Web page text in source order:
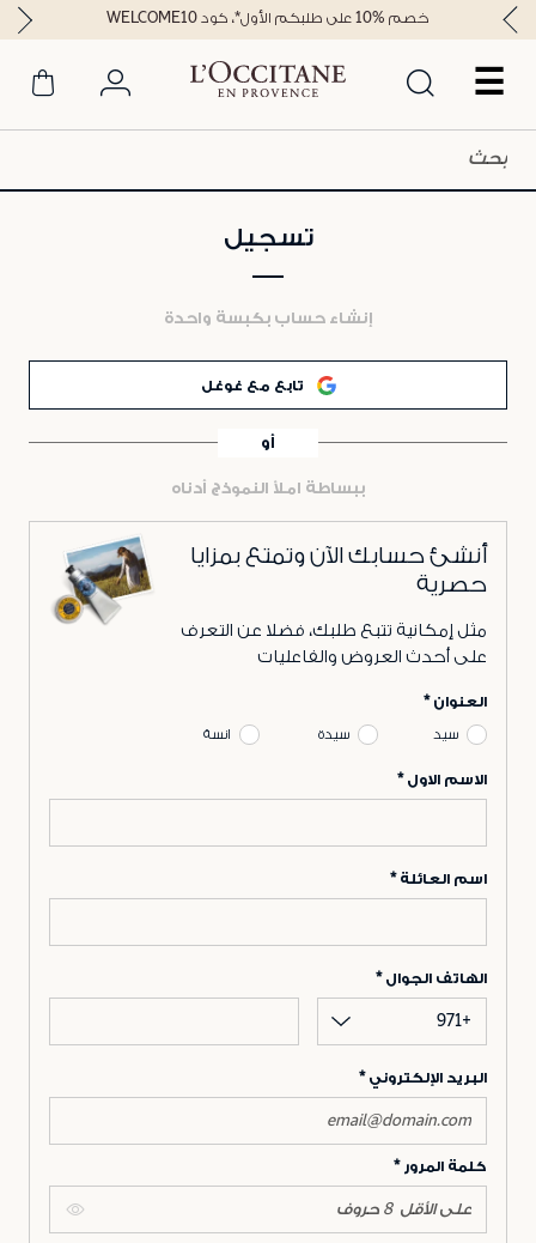
☰
خصم %10 على طلبكم الأول*، كود WELCOME10
تسجيل
إنشاء حساب بكبسة واحدة
تابع مع غوغل
أو
ببساطة املأ النموذج أدناه
أنشئ حسابك الآن وتمتع بمزايا
حصرية
مثل إمكانية تتبع طلبك، فضلا عن التعرف
على أحدث العروض والفاعليات
العنوان
سيد سيدة انسة
الاسم الاول
اسم العائلة
الهاتف الجوال
+971
البريد الإلكتروني
كلمة المرور